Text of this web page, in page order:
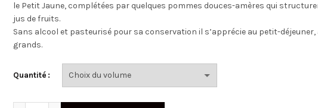
le Petit Jaune, complétées par quelques pommes douces-amères qui
jus de fruits.
Sans alcool et pasteurisé pour sa conservation il s’apprécie au petit-
grands.
Quantité